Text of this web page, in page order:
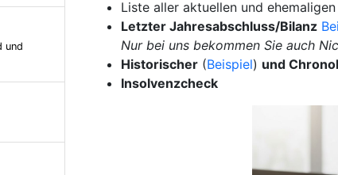
und
Liste aller aktuellen und ehemaligen
Letzter Jahresabschluss/Bilanz
Nur bei uns bekommen Sie auch
Historischer (Beispiel) und
Insolvenzcheck